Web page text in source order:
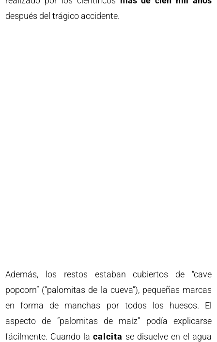
después del trágico accidente.
Además, los restos estaban cubiertos de “cave
popcorn” (“palomitas de la cueva”), pequeñas marcas
en forma de manchas por todos los huesos. El
aspecto de “palomitas de maíz” podía explicarse
fácilmente. Cuando lacalcita se disuelve en el agua